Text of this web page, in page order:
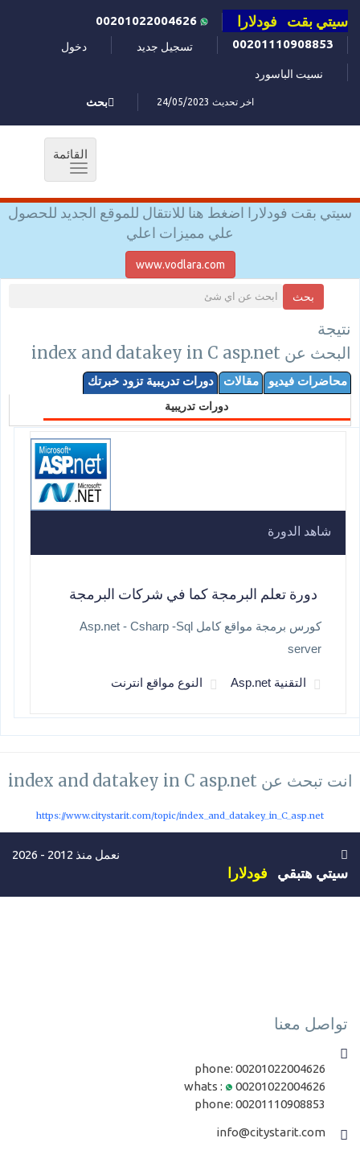
سيتي بقت فودلارا
00201110908853
تسجيل جديد دخول
نسيت الباسورد
اخر تحديث 24/05/2023 بحث
القائمة
Toggle
سيتي بقت فودلارا اضغط هنا للانتقال للموقع الجديد للحصول
علي مميزات اعلي
www.vodlara.com
بحث
نتيجة
البحث عن index and datakey in C asp.net
محاضرات فيديو مقالات دورات تدريبية تزود خبرتك
دورات تدريبية
شاهد الدورة
دورة تعلم البرمجة كما في شركات البرمجة
كورس برمجة مواقع كامل Asp.net - Csharp -Sql
server
التقنية Asp.net النوع مواقع انترنت
انت تبحث عن index and datakey in C asp.net
https://www.citystarit.com/topic/index_and_datakey_in_C_asp.net
نعمل منذ 2012 - 2026
سيتي هتبقي فودلارا
تواصل معنا
phone: 00201022004626
whats :
00201022004626
phone: 00201110908853
info@citystarit.com